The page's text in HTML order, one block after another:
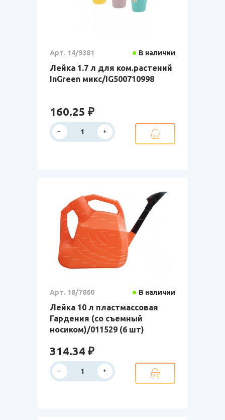
Арт. 14/9381 В наличии
Лейка 1.7 л для ком.растений
InGreen микс/IG500710998
160.25 ₽
Арт. 18/7860 В наличии
Лейка 10 л пластмассовая
Гардения (со съемный
носиком)/011529 (6 шт)
314.34 ₽